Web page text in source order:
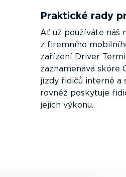
Praktické rady
Ať už používáte náš
z firemního
zařízení Driver
zaznamenává skóre
jízdy řidičů interně a
rovněž poskytuje
jejich výkonu.